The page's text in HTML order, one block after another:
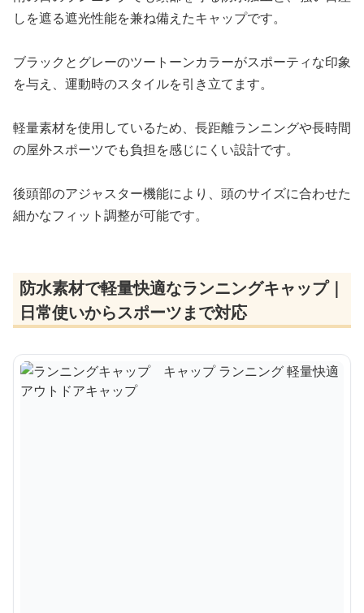
しを遮る遮光性能を兼ね備えたキャップです。
ブラックとグレーのツートーンカラーがスポーティな印象
を与え、運動時のスタイルを引き立てます。
軽量素材を使用しているため、長距離ランニングや長時間
の屋外スポーツでも負担を感じにくい設計です。
後頭部のアジャスター機能により、頭のサイズに合わせた
細かなフィット調整が可能です。
防水素材で軽量快適なランニングキャップ｜
日常使いからスポーツまで対応